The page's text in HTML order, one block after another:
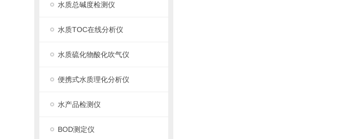
水质总碱度检测仪
水质TOC在线分析仪
水质硫化物酸化吹气仪
便携式水质理化分析仪
水产品检测仪
BOD测定仪